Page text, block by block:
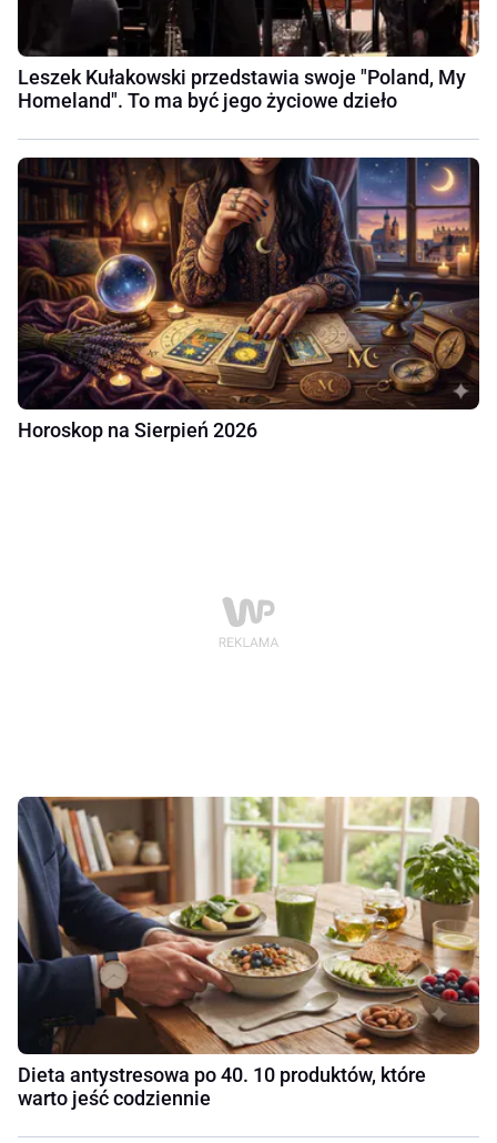
Leszek Kułakowski przedstawia swoje "Poland, My
Homeland". To ma być jego życiowe dzieło
Horoskop na Sierpień 2026
Dieta antystresowa po 40. 10 produktów, które
warto jeść codziennie